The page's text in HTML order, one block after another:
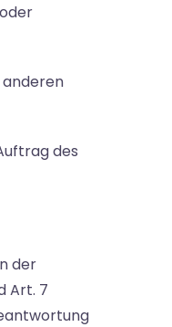
anderen
des
der
Art. 7